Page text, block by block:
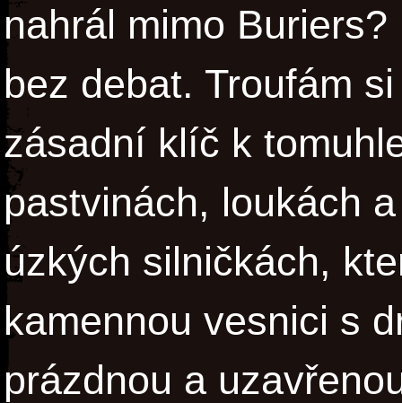
nahrál mimo
bez debat. Troufám
zásadní klíč k
pastvinách, loukách
úzkých silničkách,
kamennou vesnici s
prázdnou a